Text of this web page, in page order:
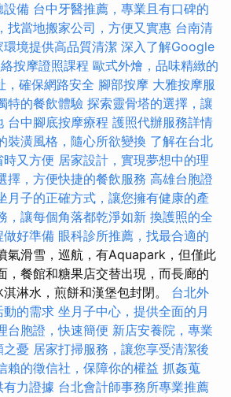
設備 台中牙醫推薦，專業且有口碑的
找當地搬家公司，方便又實惠 台南清
境提供高品質清潔 深入了解Google
按摩證照課程 歐式外燴，品味精緻的
，確保網路安全 腳部按摩 大雅按摩服
特的餐飲體驗 探索靈骨塔的選擇，讓
台中腳底按摩療程 護照代辦服務詳情
裝潢風格，隨心所欲變換 了解在台北
又方便 居家設計，實現夢想中的理
擇，方便快捷的餐飲服務 高雄台胞證
月子的正確方式，讓您擁有健康的產
，讓每個角落都乾淨如新 換護照的全
做好準備 眼科診所推薦，找最合適的
氣滑雪，巡航，有Aquapark，但僅此
，餐館和糖果店交替出現，而長廊的
淋水，煎餅和漢堡包封閉。 台北外
動的需求 坐月子中心，提供全面的月
台胞證，快速簡便 新店安養院，專業
之憂 居家打掃服務，讓您享受清潔後
賴的徵信社，保障你的權益 抓姦蒐
力證據 台北會計師事務所專業推薦